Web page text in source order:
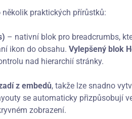
praktických přírůstků:
– nativní blok pro breadcrumbs,
ikon do obsahu. Vylepšený blok
nad hierarchií stránky.
z embedů, takže lze snadno
se automaticky přizpůsobují
zobrazení.